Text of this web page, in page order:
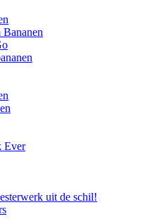
Ever
uit de schil!